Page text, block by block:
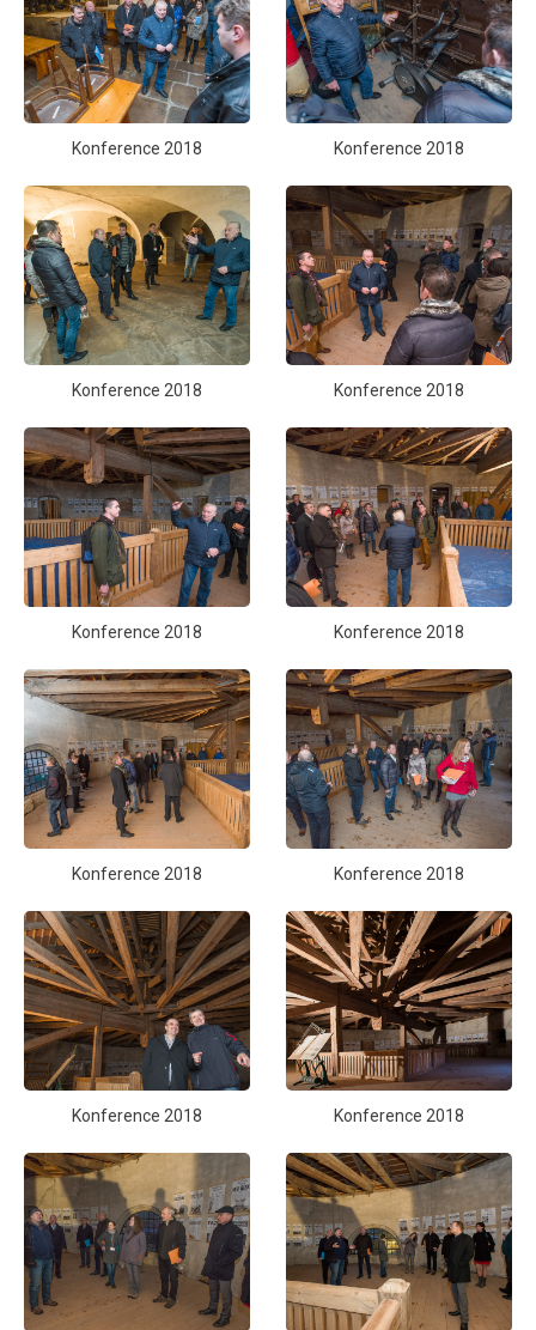
Konference 2018 Konference 2018
Konference 2018 Konference 2018
Konference 2018 Konference 2018
Konference 2018 Konference 2018
Konference 2018 Konference 2018